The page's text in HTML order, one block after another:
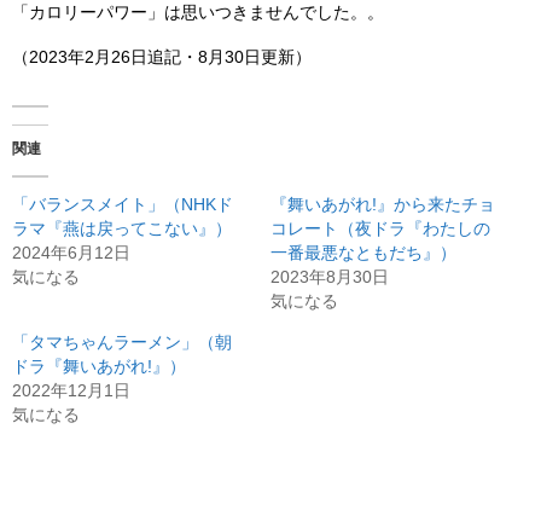
「カロリーパワー」は思いつきませんでした。。
（2023年2月26日追記・8月30日更新）
関連
「バランスメイト」（NHKド
ラマ『燕は戻ってこない』）
2024年6月12日
気になる
『舞いあがれ!』から来たチョ
コレート（夜ドラ『わたしの
一番最悪なともだち』）
2023年8月30日
気になる
「タマちゃんラーメン」（朝
ドラ『舞いあがれ!』）
2022年12月1日
気になる